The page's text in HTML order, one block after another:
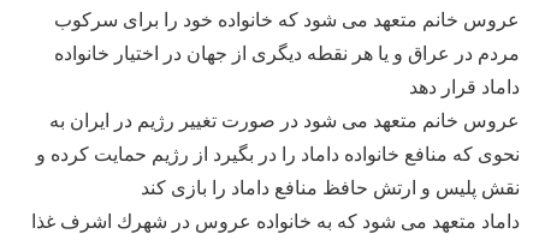
عروس خانم متعهد مى شود كه خانواده خود را براى سركوب
مردم در عراق و يا هر نقطه ديگرى از جهان در اختيار خانواده
داماد قرار دهد
عروس خانم متعهد مى شود در صورت تغییر رژيم در ايران به
نحوى كه منافع خانواده داماد را در بگيرد از رژيم حمايت كرده و
نقش پليس و ارتش حافظ منافع داماد را بازى كند
داماد متعهد مى شود كه به خانواده عروس در شهرك اشرف غذا